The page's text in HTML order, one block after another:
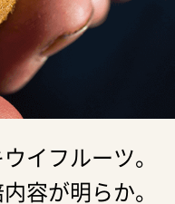
イフルーツ。
容が明らか。